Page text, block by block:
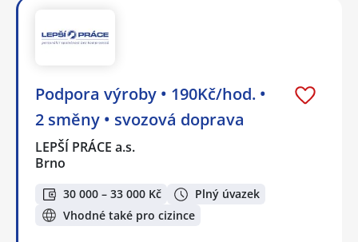
Podpora výroby • 190Kč/hod. •
2 směny • svozová doprava
LEPŠÍ PRÁCE a.s.
Brno
30 000 – 33 000 Kč
Plný úvazek
Vhodné také pro cizince